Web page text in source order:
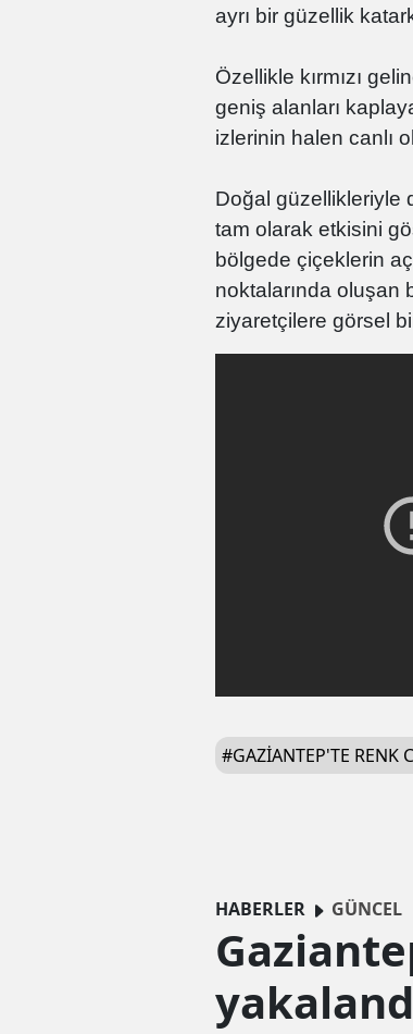
ayrı bir güzellik
Özellikle kırmızı
geniş alanları
izlerinin halen canlı
Doğal güzellikleriyle
tam olarak etkisini
bölgede çiçeklerin
noktalarında oluşan
ziyaretçilere görsel
#GAZIANTEP'TE RENK
HABERLER GÜNCEL